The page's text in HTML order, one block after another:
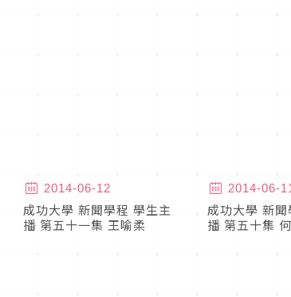
2014-06-12
成功大學 新聞學程 學生主
播 第五十一集 王喻柔
2014-06-
成功大學 新聞
播 第五十集